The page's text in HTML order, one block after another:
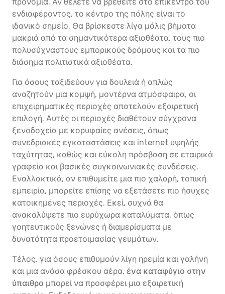
ενδιαφέροντος, το κέντρο της πόλης είναι το
ιδανικό σημείο. Θα βρίσκεστε λίγα μόλις βήματα
μακριά από τα σημαντικότερα αξιοθέατα, τους πιο
πολυσύχναστους εμπορικούς δρόμους και τα πιο
διάσημα πολιτιστικά αξιοθέατα.
Για όσους ταξιδεύουν για δουλειά ή απλώς
αναζητούν μια κομψή, μοντέρνα ατμόσφαιρα, οι
επιχειρηματικές περιοχές αποτελούν εξαιρετική
επιλογή. Αυτές οι περιοχές διαθέτουν σύγχρονα
ξενοδοχεία με κορυφαίες ανέσεις, όπως
συνεδριακές εγκαταστάσεις και internet υψηλής
ταχύτητας, καθώς και εύκολη πρόσβαση σε εταιρικά
γραφεία και βασικές συγκοινωνιακές συνδέσεις.
Εναλλακτικά, αν επιθυμείτε μια πιο χαλαρή, τοπική
εμπειρία, μπορείτε επίσης να εξετάσετε πιο ήσυχες
κατοικημένες περιοχές. Εκεί, συχνά θα
ανακαλύψετε πιο ευρύχωρα καταλύματα, όπως
γοητευτικούς ξενώνες ή διαμερίσματα με
δυνατότητα προετοιμασίας γευμάτων.
Τέλος, για όσους επιθυμούν λίγη ηρεμία και γαλήνη
και μια ανάσα φρέσκου αέρα, ένα καταφύγιο στην
ύπαιθρο μπορεί να προσφέρει μια εξαιρετική